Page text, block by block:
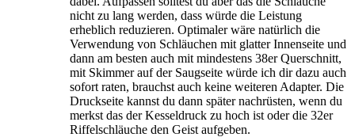
nicht zu lang werden, dass würde die Leistung
erheblich reduzieren. Optimaler wäre natürlich die
Verwendung von Schläuchen mit glatter Innenseite und
dann am besten auch mit mindestens 38er Querschnitt,
mit Skimmer auf der Saugseite würde ich dir dazu auch
sofort raten, brauchst auch keine weiteren Adapter. Die
Druckseite kannst du dann später nachrüsten, wenn du
merkst das der Kesseldruck zu hoch ist oder die 32er
Riffelschläuche den Geist aufgeben.